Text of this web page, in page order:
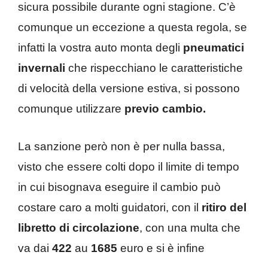
sicura possibile durante ogni stagione. C’è
comunque un eccezione a questa regola, se
infatti la vostra auto monta degli pneumatici
invernali che rispecchiano le caratteristiche
di velocità della versione estiva, si possono
comunque utilizzare previo cambio.
La sanzione però non è per nulla bassa,
visto che essere colti dopo il limite di tempo
in cui bisognava eseguire il cambio può
costare caro a molti guidatori, con il ritiro del
libretto di circolazione, con una multa che
va dai 422 au 1685 euro e si è infine